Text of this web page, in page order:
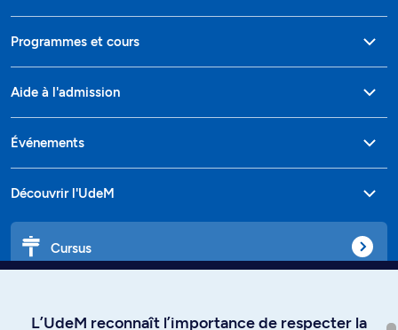
Programmes et cours
Aide à l'admission
Événements
Découvrir l'UdeM
Cursus
L’UdeM reconnaît l’importance de respecter la